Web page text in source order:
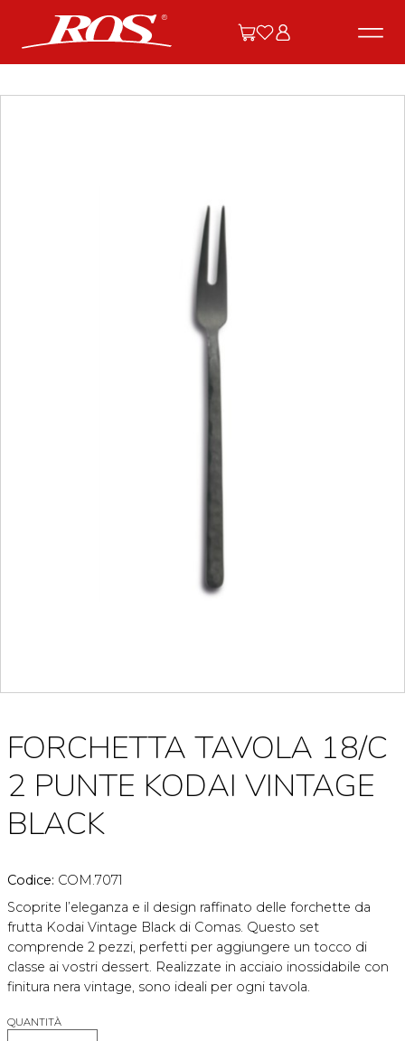
FORCHETTA TAVOLA 18/C
2 PUNTE KODAI VINTAGE
BLACK
Codice: COM.7071
Scoprite l’eleganza e il design raffinato delle forchette da
frutta Kodai Vintage Black di Comas. Questo set
comprende 2 pezzi, perfetti per aggiungere un tocco di
classe ai vostri dessert. Realizzate in acciaio inossidabile con
finitura nera vintage, sono ideali per ogni tavola.
QUANTITÀ